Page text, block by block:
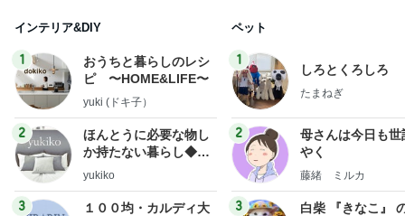
インテリア&DIY
1
おうちと暮らしのレシ
ピ 〜HOME&LIFE〜
yuki (ドキ子）
2
ほんとうに必要な物し
か持たない暮らし◆Ke
ep Life Simple◆〜イ
yukiko
3
１００均・カルディ大
ペット
1
しろとくろしろ
たまねぎ
2
母さんは今日も世
やく
藤緒 ミルカ
3
白柴 『きなこ』